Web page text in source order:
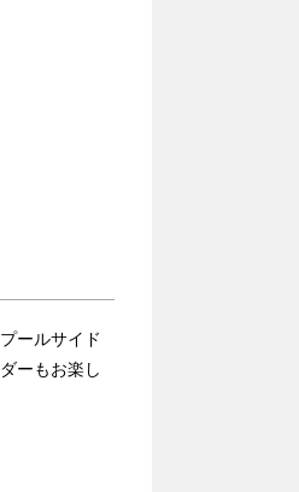
ールサイド
ーもお楽し